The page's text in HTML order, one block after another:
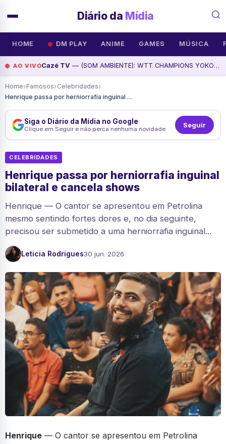
Diário da Mídia
HOME DM PLAY ANIME GAMES MÚSICA
AO VIVOCazé TV — (SOM AMBIENTE): WTT CHAMPIONS YOKOHAMA | SEMIFINAIS, assista agora
Home›Famosos›Celebridades›
Henrique passa por herniorrafia inguinal bilateral e cancela shows
Siga o Diário da Mídia no Google
Clique em Seguir e não perca nenhuma novidade. Seguir
CELEBRIDADES
Henrique passa por herniorrafia inguinal
bilateral e cancela shows
Henrique — O cantor se apresentou em Petrolina
mesmo sentindo fortes dores e, no dia seguinte,
precisou ser submetido a uma herniorrafia inguinal...
Leticia Rodrigues30 jun. 2026
Henrique — O cantor se apresentou em Petrolina